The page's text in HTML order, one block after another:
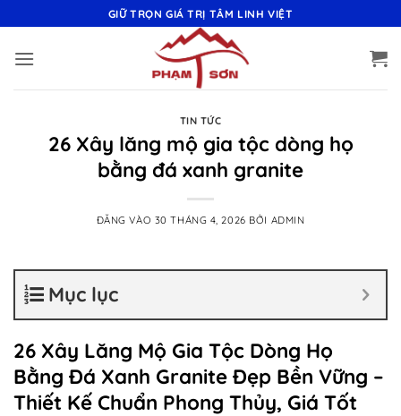
qua
nội
GIỮ TRỌN GIÁ TRỊ TÂM LINH VIỆT
TIN TỨC
26 Xây lăng mộ gia tộc dòng họ
bằng đá xanh granite
ĐĂNG VÀO 30 THÁNG 4, 2026 BỞI ADMIN
Mục lục
26 Xây Lăng Mộ Gia Tộc Dòng Họ
Bằng Đá Xanh Granite Đẹp Bền Vững –
Thiết Kế Chuẩn Phong Thủy, Giá Tốt